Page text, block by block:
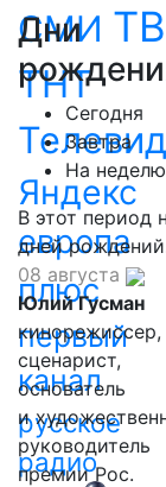
СМИ ТВ
ТНТ
Яндекс
европа
плюс
первый
канал
русское
радио
Дни
Сегодня
Завтра
На неделю
В этот период
дней
08 августа
Юлий Гусман
кинорежиссер,
сценарист,
основатель
и
руководитель
премии Рос.